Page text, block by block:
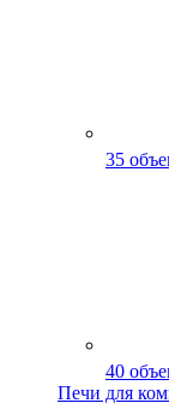
35
40
Печи для